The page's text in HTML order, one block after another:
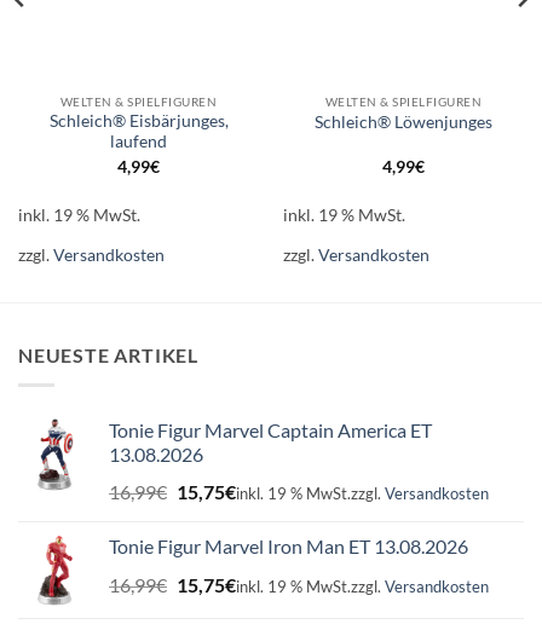
WELTEN & SPIELFIGUREN
Schleich® Eisbärjunges,
laufend
4,99€
inkl. 19 % MwSt.
zzgl.Versandkosten
WELTEN & SPIELFIGUREN
Schleich® Löwenjunges
4,99€
inkl. 19 % MwSt.
zzgl.Versandkosten
NEUESTE ARTIKEL
Tonie Figur Marvel Captain America ET
13.08.2026
16,99€ Ursprünglicher
Preis
16,99€
15,75€Aktueller
15,75€.
inkl. 19 % MwSt.zzgl. Versandkosten
Tonie Figur Marvel Iron Man ET 13.08.2026
16,99€ Ursprünglicher
Preis
15,75€Aktueller
inkl. 19 % MwSt.zzgl. Versandkosten